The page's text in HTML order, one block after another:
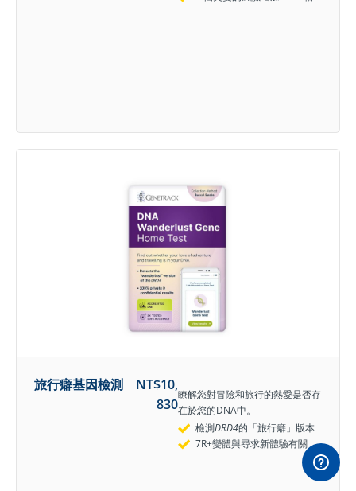
旅行癖基因檢測 NT$10,
830
瞭解您對冒險和旅行的熱愛是否存
在於您的DNA中。
檢測DRD4的「旅行癖」版本
7R+變體與尋求新體驗有關